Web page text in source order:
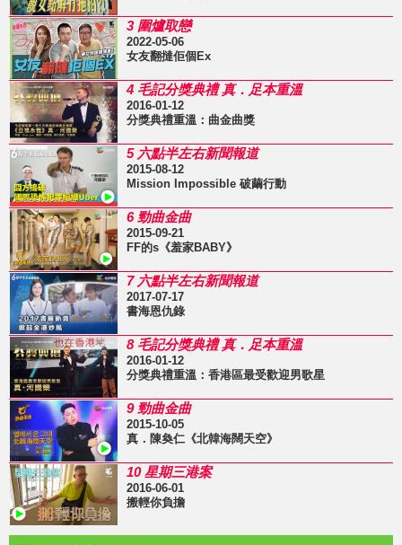
3 圍爐取戀
2022-05-06
女友翻撻佢個Ex
4 毛記分獎典禮 真．足本重溫
2016-01-12
分獎典禮重溫：曲金曲獎
5 六點半左右新聞報道
2015-08-12
Mission Impossible 破繭行動
6 勁曲金曲
2015-09-21
FF的s《羞家BABY》
7 六點半左右新聞報道
2017-07-17
書海恩仇錄
8 毛記分獎典禮 真．足本重溫
2016-01-12
分獎典禮重溫：香港區最受歡迎男歌星
9 勁曲金曲
2015-10-05
真．陳奐仁《北韓海闊天空》
10 星期三港案
2016-06-01
搬輕你負擔